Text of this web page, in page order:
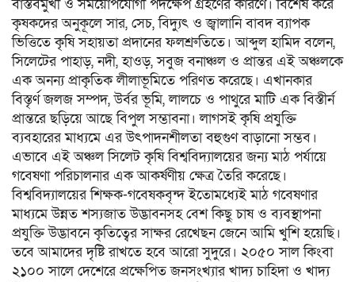
বাস্তবমুখী ও সময়োপযোগী পদক্ষেপ গ্রহণের কারণে। বিশেষ করে
কৃষকদের অনুকূলে সার, সেচ, বিদ্যুৎ ও জ্বালানি বাবদ ব্যাপক
ভিত্তিতে কৃষি সহায়তা প্রদানের ফলশ্রুতিতে। আব্দুল হামিদ বলেন,
সিলেটের পাহাড়, নদী, হাওড়, সবুজ বনাঞ্চল ও প্রান্তর এই অঞ্চলকে
এক অনন্য প্রাকৃতিক লীলাভূমিতে পরিণত করেছে। এখানকার
বিস্তৃর্ণ জলজ সম্পদ, উর্বর ভূমি, লালচে ও পাথুরে মাটি এক বিস্তীর্ন
প্রান্তরে ছড়িয়ে আছে বিপুল সম্ভাবনা। লাগসই কৃষি প্রযুক্তি
ব্যবহারের মাধ্যমে এর উৎপাদনশীলতা বহুগুণ বাড়ানো সম্ভব।
এভাবে এই অঞ্চল সিলেট কৃষি বিশ্ববিদ্যালয়ের জন্য মাঠ পর্যায়ে
গবেষণা পরিচালনার এক আকর্ষণীয় ক্ষেত্র তৈরি করেছে।
বিশ্ববিদ্যালয়ের শিক্ষক-গবেষকবৃন্দ ইতোমধ্যেই মাঠ গবেষণার
মাধ্যমে উন্নত শস্যজাত উদ্ভাবনসহ বেশ কিছু চাষ ও ব্যবস্থাপনা
প্রযুক্তি উদ্ভাবনে কৃতিত্বের সাক্ষর রেখেছন জেনে আমি খুশি হয়েছি।
তবে আমাদের দৃষ্টি রাখতে হবে আরো সুদুরে। ২০৫০ সাল কিংবা
২১০০ সালে দেশেরে প্রক্ষেপিত জনসংখ্যার খাদ্য চাহিদা ও খাদ্য